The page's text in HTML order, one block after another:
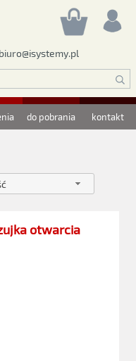
biuro@isystemy.pl
do pobrania kontakt
otwarcia